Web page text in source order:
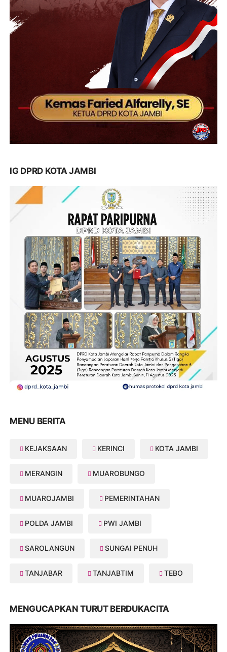
IG DPRD KOTA JAMBI
MENU BERITA
KEJAKSAAN KERINCI KOTA JAMBI
MERANGIN MUAROBUNGO
MUAROJAMBI PEMERINTAHAN
POLDA JAMBI PWI JAMBI
SAROLANGUN SUNGAI PENUH
TANJABAR TANJABTIM TEBO
MENGUCAPKAN TURUT BERDUKACITA